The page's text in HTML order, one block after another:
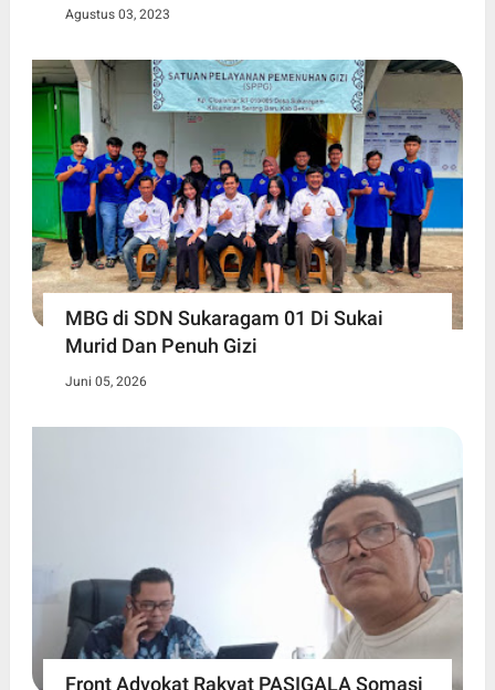
Agustus 03, 2023
MBG di SDN Sukaragam 01 Di Sukai
Murid Dan Penuh Gizi
Juni 05, 2026
Front Advokat Rakyat PASIGALA Somasi